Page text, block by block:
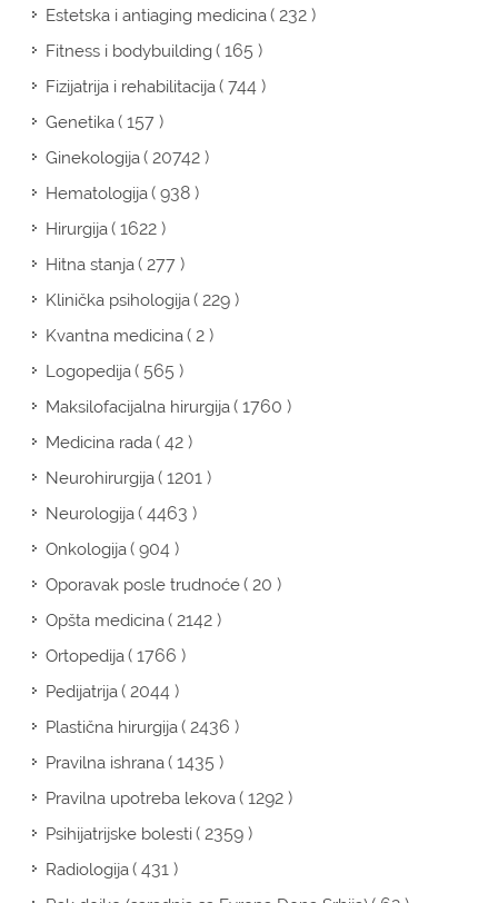
Estetska i antiaging medicina( 232 )
Fitness i bodybuilding( 165 )
Fizijatrija i rehabilitacija( 744 )
Genetika( 157 )
Ginekologija( 20742 )
Hematologija( 938 )
Hirurgija( 1622 )
Hitna stanja( 277 )
Klinička psihologija( 229 )
Kvantna medicina( 2 )
Logopedija( 565 )
Maksilofacijalna hirurgija( 1760 )
Medicina rada( 42 )
Neurohirurgija( 1201 )
Neurologija( 4463 )
Onkologija( 904 )
Oporavak posle trudnoće( 20 )
Opšta medicina( 2142 )
Ortopedija( 1766 )
Pedijatrija( 2044 )
Plastična hirurgija( 2436 )
Pravilna ishrana( 1435 )
Pravilna upotreba lekova( 1292 )
Psihijatrijske bolesti( 2359 )
Radiologija( 431 )